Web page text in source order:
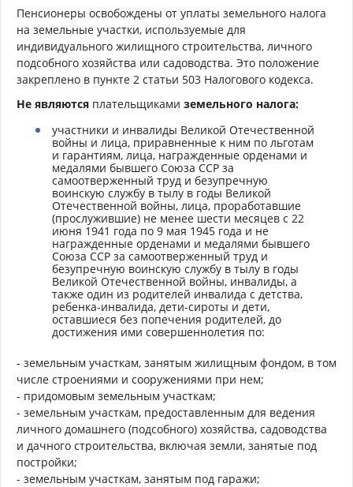
Пенсионеры освобождены от уплаты земельного налога
на земельные участки, используемые для
индивидуального жилищного строительства, личного
подсобного хозяйства или садоводства. Это положение
закреплено в пункте 2 статьи 503 Налогового кодекса.
Не являются плательщиками земельного налога:
участники и инвалиды Великой Отечественной
войны и лица, приравненные к ним по льготам
и гарантиям, лица, награжденные орденами и
медалями бывшего Союза ССР за
самоотверженный труд и безупречную
воинскую службу в тылу в годы Великой
Отечественной войны, лица, проработавшие
(прослужившие) не менее шести месяцев с 22
июня 1941 года по 9 мая 1945 года и не
награжденные орденами и медалями бывшего
Союза ССР за самоотверженный труд и
безупречную воинскую службу в тылу в годы
Великой Отечественной войны, инвалиды, а
также один из родителей инвалида с детства,
ребенка-инвалида, дети-сироты и дети,
оставшиеся без попечения родителей, до
достижения ими совершеннолетия по:
- земельным участкам, занятым жилищным фондом, в том
числе строениями и сооружениями при нем;
- придомовым земельным участкам;
- земельным участкам, предоставленным для ведения
личного домашнего (подсобного) хозяйства, садоводства
и дачного строительства, включая земли, занятые под
постройки;
- земельным участкам, занятым под гаражи;